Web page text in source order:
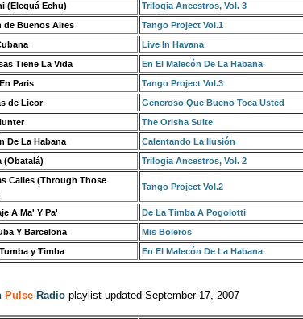
(Eleguá Echu) Trilogia Ancestros, Vol. 3
de Buenos Aires Tango Project Vol.1
Live In Havana
Tiene La Vida En El Malecón De La Habana
Paris Tango Project Vol.3
de Licor Generoso Que Bueno Toca Usted
The Orisha Suite
De La Habana Calentando La Ilusión
(Obatalá) Trilogia Ancestros, Vol. 2
Calles (Through Those
Tango Project Vol.2
A Ma' Y Pa' De La Timba A Pogolotti
Y Barcelona Mis Boleros
y Timba En El Malecón De La Habana
Pulse Radio playlist updated September 17, 2007